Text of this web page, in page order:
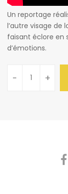
Un reportage
l’autre visage de
faisant éclore en
d’émotions.
- +